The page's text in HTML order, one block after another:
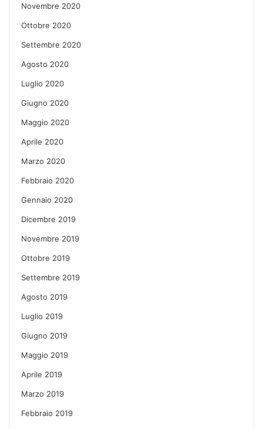
Novembre 2020
Ottobre 2020
Settembre 2020
Agosto 2020
Luglio 2020
Giugno 2020
Maggio 2020
Aprile 2020
Marzo 2020
Febbraio 2020
Gennaio 2020
Dicembre 2019
Novembre 2019
Ottobre 2019
Settembre 2019
Agosto 2019
Luglio 2019
Giugno 2019
Maggio 2019
Aprile 2019
Marzo 2019
Febbraio 2019